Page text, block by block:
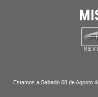
. . . . . . . . .
Estamos a Sabado 08 de Agosto